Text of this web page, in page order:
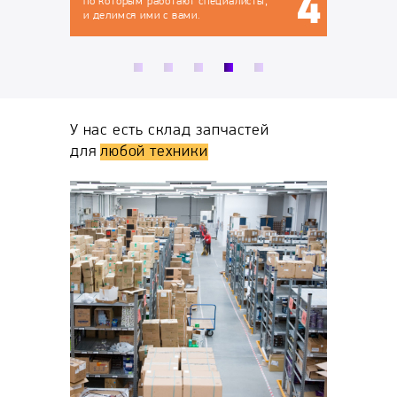
У нас есть склад запчастей
длялюбой техники